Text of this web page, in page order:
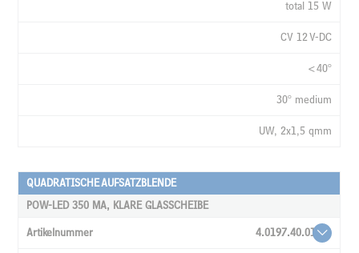
total 15 W
CV 12 V-DC
<40°
30° medium
UW, 2x1,5 qmm
QUADRATISCHE AUFSATZBLENDE
POW-LED 350 MA, KLARE GLASSCHEIBE
4.0197.40.01